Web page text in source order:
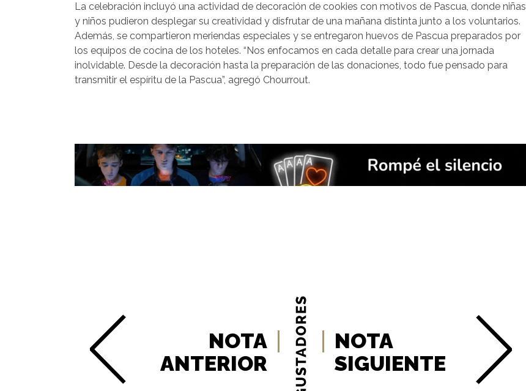
La celebración incluyó una actividad de decoración de cookies con motivos de Pascua, donde niñas
y niños pudieron desplegar su creatividad y disfrutar de una mañana distinta junto a los voluntarios.
Además, se compartieron meriendas especiales y se entregaron huevos de Pascua preparados por
los equipos de cocina de los hoteles. “Nos enfocamos en cada detalle para crear una jornada
inolvidable. Desde la decoración hasta la preparación de las donaciones, todo fue pensado para
transmitir el espíritu de la Pascua”, agregó Chourrout.
NOTA
ANTERIOR
NOTA
SIGUIENTE